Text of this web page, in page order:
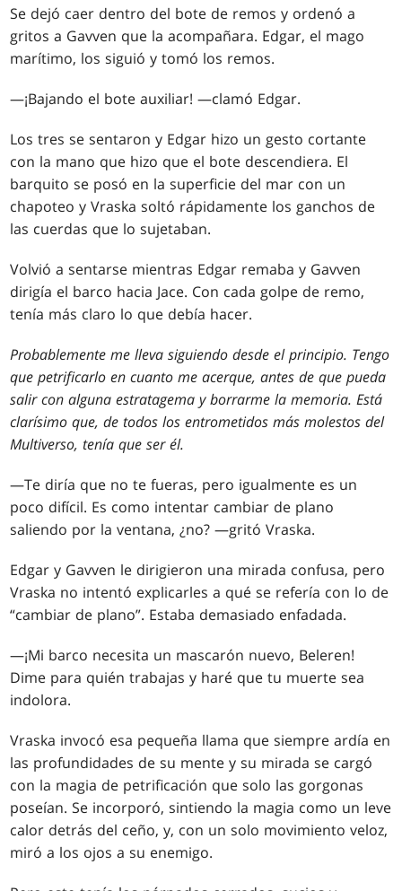
Se dejó caer dentro del bote de remos y ordenó a
gritos a Gavven que la acompañara. Edgar, el mago
marítimo, los siguió y tomó los remos.
—¡Bajando el bote auxiliar! —clamó Edgar.
Los tres se sentaron y Edgar hizo un gesto cortante
con la mano que hizo que el bote descendiera. El
barquito se posó en la superficie del mar con un
chapoteo y Vraska soltó rápidamente los ganchos de
las cuerdas que lo sujetaban.
Volvió a sentarse mientras Edgar remaba y Gavven
dirigía el barco hacia Jace. Con cada golpe de remo,
tenía más claro lo que debía hacer.
Probablemente me lleva siguiendo desde el principio. Tengo
que petrificarlo en cuanto me acerque, antes de que pueda
salir con alguna estratagema y borrarme la memoria. Está
clarísimo que, de todos los entrometidos más molestos del
Multiverso, tenía que ser él.
—Te diría que no te fueras, pero igualmente es un
poco difícil. Es como intentar cambiar de plano
saliendo por la ventana, ¿no? —gritó Vraska.
Edgar y Gavven le dirigieron una mirada confusa, pero
Vraska no intentó explicarles a qué se refería con lo de
“cambiar de plano”. Estaba demasiado enfadada.
—¡Mi barco necesita un mascarón nuevo, Beleren!
Dime para quién trabajas y haré que tu muerte sea
indolora.
Vraska invocó esa pequeña llama que siempre ardía en
las profundidades de su mente y su mirada se cargó
con la magia de petrificación que solo las gorgonas
poseían. Se incorporó, sintiendo la magia como un leve
calor detrás del ceño, y, con un solo movimiento veloz,
miró a los ojos a su enemigo.